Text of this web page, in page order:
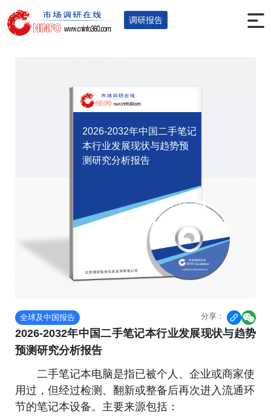
调研报告
您的位置：首页>调研报告 >全球及中国报告
2026-2032年中国二手笔记
本行业发展现状与趋势预
测研究分析报告
全球及中国报告 分享：  
2026-2032年中国二手笔记本行业发展现状与趋势
预测研究分析报告
二手笔记本电脑是指已被个人、企业或商家使
用过，但经过检测、翻新或整备后再次进入流通环
节的笔记本设备。主要来源包括：